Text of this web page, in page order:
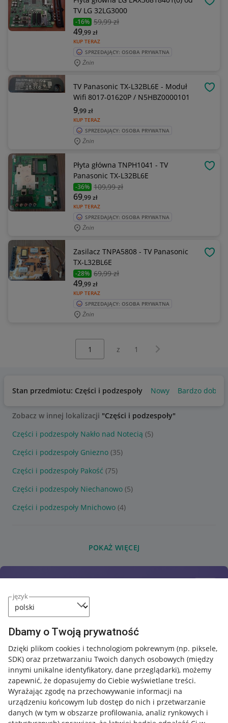
język
Dbamy o Twoją prywatność
Dzięki plikom cookies i technologiom pokrewnym (np. piksele,
SDK) oraz przetwarzaniu Twoich danych osobowych (między
innymi unikalne identyfikatory, dane przeglądarki), możemy
zapewnić, że dopasujemy do Ciebie wyświetlane treści.
Wyrażając zgodę na przechowywanie informacji na
urządzeniu końcowym lub dostęp do nich i przetwarzanie
danych (w tym w obszarze profilowania, analiz rynkowych i
TV LG 32LG3000
-16% 59,99 zł
KUP TERAZ
49,99zł
SPRZEDAJĄCY: OSOBA PRYWATNA
Żnin
TV Panasonic TX-L32BL6E - Moduł
Wifi 8017-01620P / N5HBZ0000101
KUP TERAZ
9,99zł
SPRZEDAJĄCY: OSOBA PRYWATNA
Żnin
Płyta główna TNPH1041 - TV
Panasonic TX-L32BL6E
-36% 109,99 zł
KUP TERAZ
69,99zł
SPRZEDAJĄCY: OSOBA PRYWATNA
Żnin
Zasilacz TNPA5808 - TV Panasonic
TX-L32BL6E
-28% 69,99 zł
KUP TERAZ
49,99zł
SPRZEDAJĄCY: OSOBA PRYWATNA
Żnin
z 1 Następna strona
Stan przedmiotu: Części i podzespoły Nowy Bardzo dobry
Zobacz w innej lokalizacji "Części i podzespoły"
Części i podzespoły Nakło nad Notecią (5)
Części i podzespoły Gniezno (35)
Części i podzespoły Pakość (75)
Części i podzespoły Niechanowo (5)
Części i podzespoły Mnichowo (4)
POKAŻ WIĘCEJ